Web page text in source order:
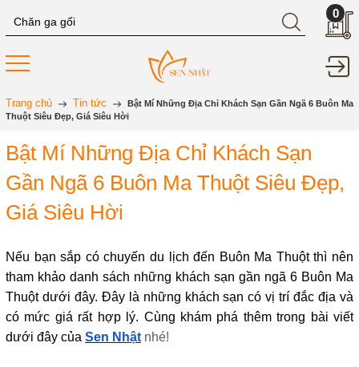
0
Trang chủ Tin tức
Bật Mí Những Địa Chỉ Khách Sạn Gần Ngã 6 Buôn Ma
Thuột Siêu Đẹp, Giá Siêu Hời
Bật Mí Những Địa Chỉ Khách Sạn
Gần Ngã 6 Buôn Ma Thuột Siêu Đẹp,
Giá Siêu Hời
Nếu bạn sắp có chuyến du lịch đến Buôn Ma Thuột thì nên
tham khảo danh sách những khách sạn gần ngã 6 Buôn Ma
Thuột dưới đây. Đây là những khách sạn có vị trí đắc địa và
có mức giá rất hợp lý. Cùng khám phá thêm trong bài viết
dưới đây của Sen Nhật nhé!